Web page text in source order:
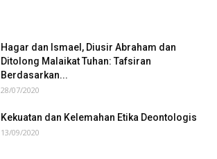
Hagar dan Ismael, Diusir Abraham dan
Ditolong Malaikat Tuhan: Tafsiran
Berdasarkan...
28/07/2020
Kekuatan dan Kelemahan Etika Deontologis
13/09/2020